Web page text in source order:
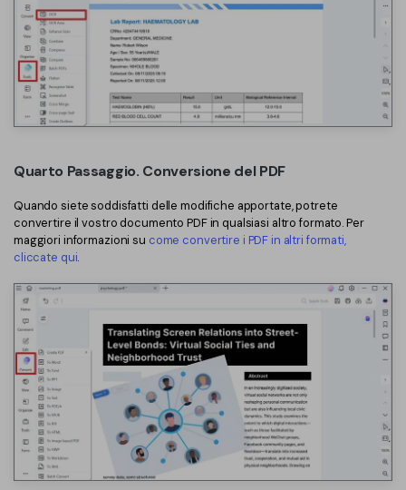
Quarto Passaggio. Conversione del PDF
Quando siete soddisfatti delle modifiche apportate, potrete
convertire il vostro documento PDF in qualsiasi altro formato. Per
maggiori informazioni su come convertire i PDF in altri formati,
cliccate qui.